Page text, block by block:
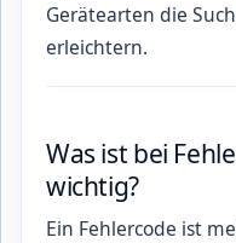
Gerätearten die
erleichtern.
Was ist bei
wichtig?
Ein Fehlercode ist